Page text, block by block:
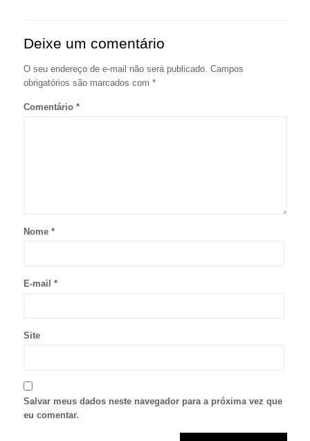
Deixe um comentário
O seu endereço de e-mail não será publicado. Campos
obrigatórios são marcados com *
Comentário *
Nome *
E-mail *
Site
Salvar meus dados neste navegador para a próxima vez que
eu comentar.